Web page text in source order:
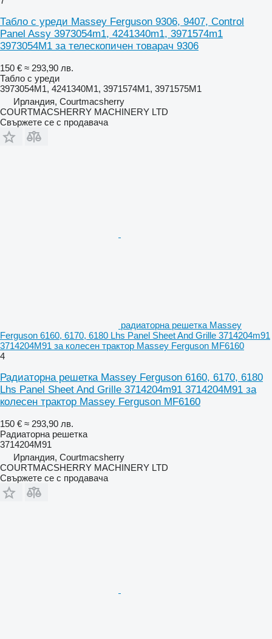
Табло с уреди Massey Ferguson 9306, 9407, Control
Panel Assy 3973054m1, 4241340m1, 3971574m1
3973054M1 за телескопичен товарач 9306
150 € ≈ 293,90 лв.
Табло с уреди
3973054M1, 4241340M1, 3971574M1, 3971575M1
Ирландия, Courtmacsherry
COURTMACSHERRY MACHINERY LTD
Свържете се с продавача
радиаторна решетка Massey
Ferguson 6160, 6170, 6180 Lhs Panel Sheet And Grille 3714204m91
3714204M91 за колесен трактор Massey Ferguson MF6160
4
Радиаторна решетка Massey Ferguson 6160, 6170, 6180
Lhs Panel Sheet And Grille 3714204m91 3714204M91 за
колесен трактор Massey Ferguson MF6160
150 € ≈ 293,90 лв.
Радиаторна решетка
3714204M91
Ирландия, Courtmacsherry
COURTMACSHERRY MACHINERY LTD
Свържете се с продавача